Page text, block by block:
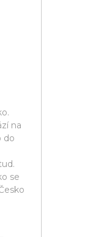
na
do
se